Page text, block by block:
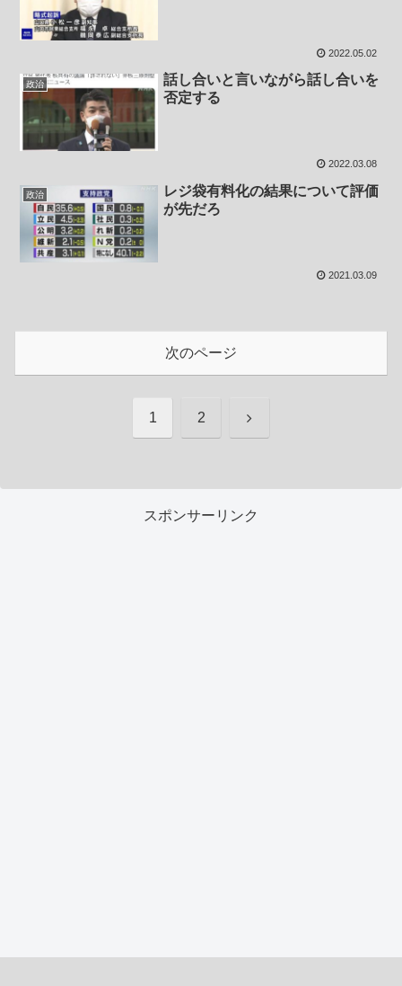
2022.05.02
政治
話し合いと言いながら話し合いを
否定する
2022.03.08
政治
レジ袋有料化の結果について評価
が先だろ
2021.03.09
次のページ
1 2 次
スポンサーリンク